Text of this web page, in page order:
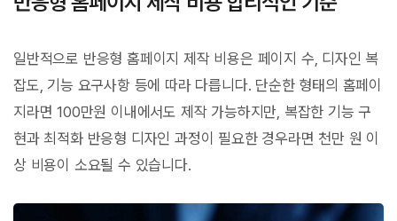
일반적으로 반응형 홈페이지 제작 비용은 페이지 수, 디자인 복
잡도, 기능 요구사항 등에 따라 다릅니다. 단순한 형태의 홈페이
지라면 100만원 이내에서도 제작 가능하지만, 복잡한 기능 구
현과 최적화 반응형 디자인 과정이 필요한 경우라면 천만 원 이
상 비용이 소요될 수 있습니다.